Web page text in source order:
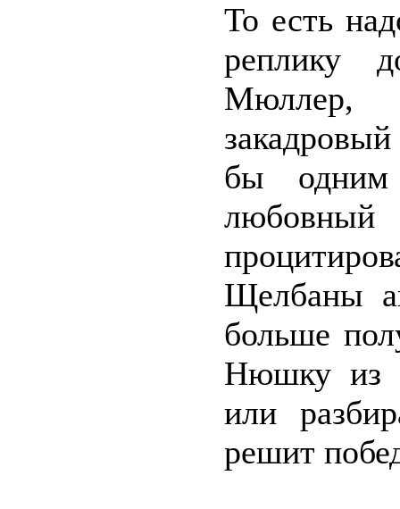
То есть
реплику
Мюллер,
бы
любовный
Щелбаны
больше
Нюшку из
или
решит